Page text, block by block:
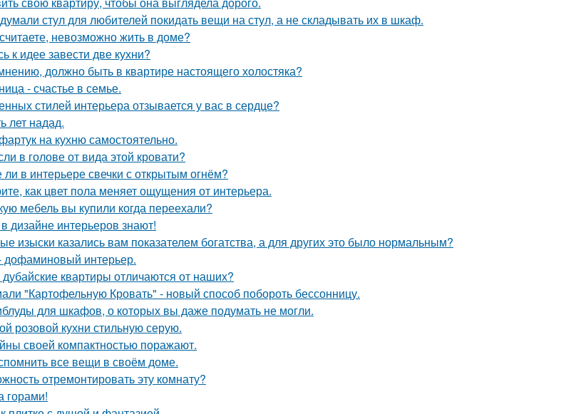
стул для любителей покидать вещи на стул, а не складывать их в шкаф.
невозможно жить в доме?
к идее завести две кухни?
должно быть в квартире настоящего холостяка?
- счастье в семье.
стилей интерьера отзывается у вас в сердце?
лет надад.
на кухню самостоятельно.
в голове от вида этой кровати?
ли в интерьере свечки с открытым огнём?
как цвет пола меняет ощущения от интерьера.
мебель вы купили когда переехали?
дизайне интерьеров знают!
изыски казались вам показателем богатства, а для других это было нормальным?
дофаминовый интерьер.
квартиры отличаются от наших?
"Картофельную Кровать" - новый способ побороть бессонницу.
для шкафов, о которых вы даже подумать не могли.
розовой кухни стильную серую.
своей компактностью поражают.
все вещи в своём доме.
отремонтировать эту комнату?
горами!